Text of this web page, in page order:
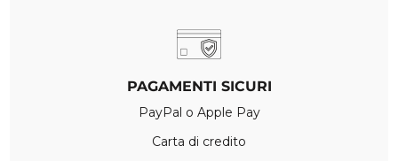
PAGAMENTI SICURI
PayPal o Apple Pay
Carta di credito